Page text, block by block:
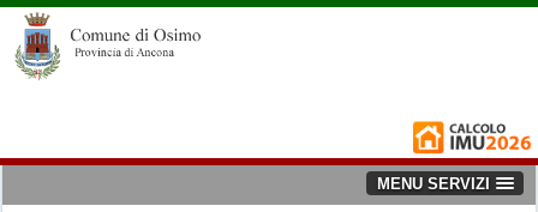
MENU SERVIZI